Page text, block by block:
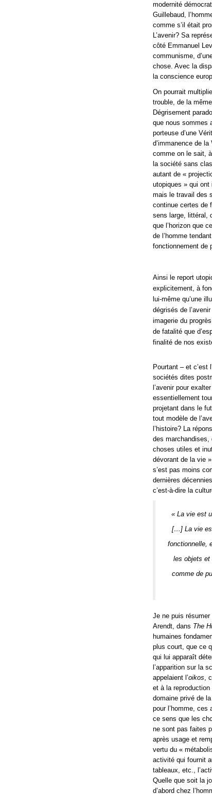
modernité
Guillebaud,
comme s’il était
L’avenir? Sa
côté Emmanuel
communisme,
chose. Avec la
la conscience
On pourrait
trouble, de la
Dégrisement
que nous sommes
porteuse d’une
d’immanence de
comme on le sait,
la société sans
autant de «
utopiques » qui
mais le travail des
continue certes de
sens large, littéral,
que l’horizon que
de l’homme
fonctionnement de
Ainsi le report
explicitement, à
lui-même qu’une
dégrisés de
imagerie du
de fatalité que
finalité de nos
Pourtant – et c’est
sociétés dites
l’avenir pour
essentiellement
projetant dans le
tout modèle de
l’histoire? La
des
choses utiles et
dévorant de la vie
s’est pas moins
dernières
c’est-à-dire la
« La vie est
[…] La vie
fonctionnelle,
les objets et
comme de
Je ne puis résumer
Arendt, dans The
humaines
plus court, que ce
qui lui apparaît
l’apparition sur la
appelaient l’oikos,
et à la
domaine privé de
pour l’homme, ces
ce sens que les
ne sont pas faites
après usage et
vertu du «
activité qui fournit
tableaux, etc.,
Quelle que soit la
d’abord chez